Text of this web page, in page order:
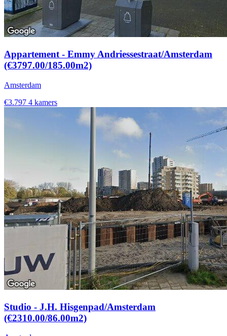
Appartement - Emmy Andriessestraat/Amsterdam
(€3797.00/185.00m2)
Amsterdam
€3.797 4 kamers
Studio - J.H. Hisgenpad/Amsterdam
(€2310.00/86.00m2)